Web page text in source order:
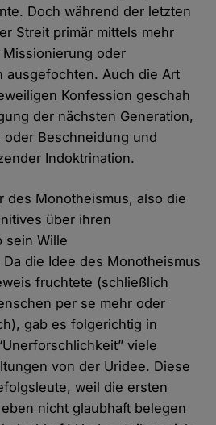
Doch während der letzten
Streit primär mittels mehr
oder
ausgefochten. Auch die Art
Konfession geschah
der nächsten Generation,
Beschneidung und
Indoktrination.
des Monotheismus, also die
über ihren
sein Wille
die Idee des Monotheismus
fruchtete (schließlich
per se mehr oder
gab es folgerichtig in
viele
von der Uridee. Diese
weil die ersten
nicht glaubhaft belegen